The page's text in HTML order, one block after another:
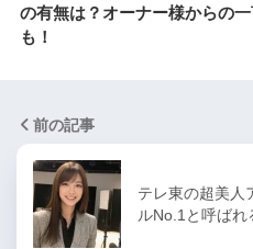
の有無は？オーナー様からの
も！
前の記事
テレ東の超美人
ルNo.1と呼ば